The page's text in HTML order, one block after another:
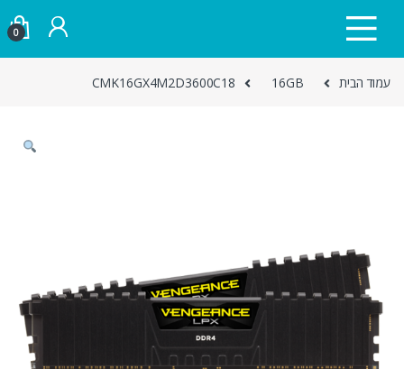
0
עמוד הבית 16GB
CMK16GX4M2D3600C18